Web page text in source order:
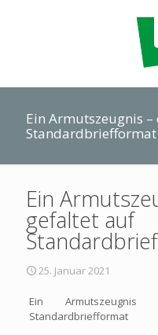
Ein Armutszeugnis
Standardbriefformat
Ein
gefaltet auf
25. Januar 2021
Ein
Standardbriefformat